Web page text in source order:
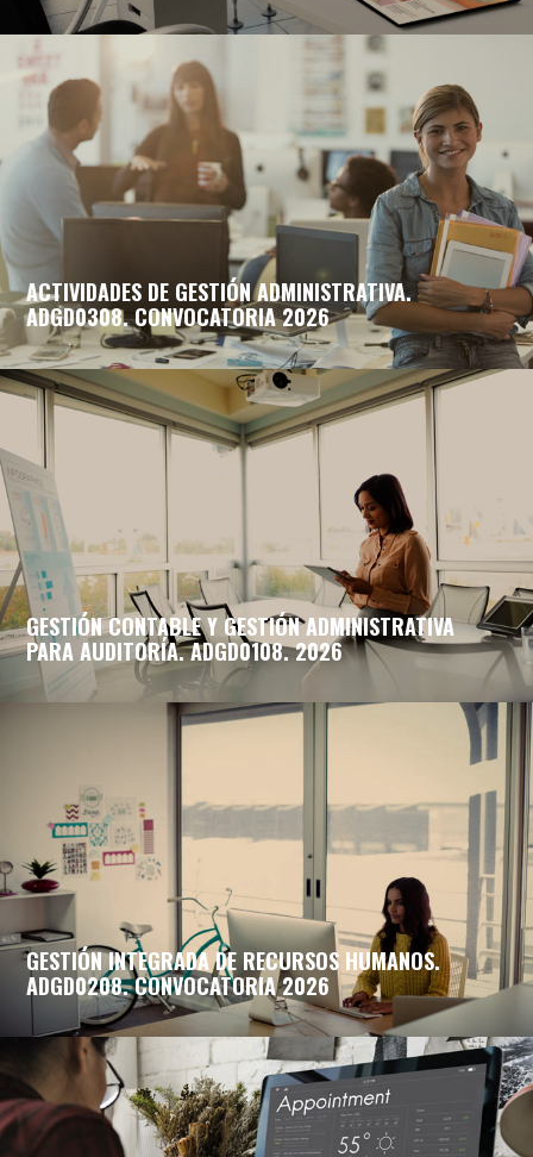
ACTIVIDADES DE GESTIÓN ADMINISTRATIVA.
ADGD0308. CONVOCATORIA 2026
GESTIÓN CONTABLE Y GESTIÓN ADMINISTRATIVA
PARA AUDITORÍA. ADGD0108. 2026
GESTIÓN INTEGRADA DE RECURSOS HUMANOS.
ADGD0208. CONVOCATORIA 2026